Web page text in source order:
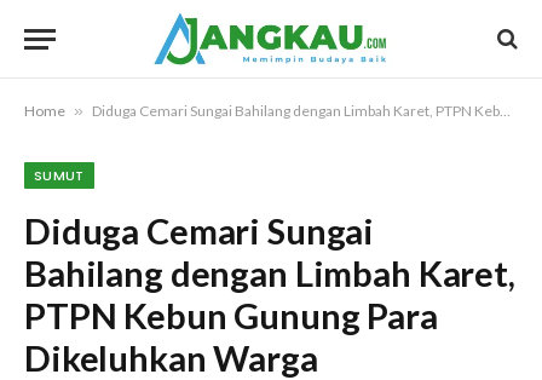
Home » Diduga Cemari Sungai Bahilang dengan Limbah Karet, PTPN Kebun Gunung Para Dikeluhkan Warga
SUMUT
Diduga Cemari Sungai
Bahilang dengan Limbah Karet,
PTPN Kebun Gunung Para
Dikeluhkan Warga